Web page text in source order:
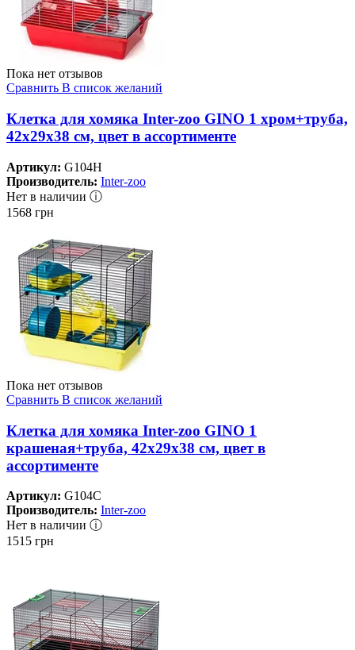
Пока нет отзывов
Сравнить В список желаний
Клетка для хомяка Inter-zoo GINO 1 хром+труба,
42x29x38 см, цвет в ассортименте
Артикул: G104H
Производитель: Inter-zoo
Нет в наличии ⓘ
1568 грн
Пока нет отзывов
Сравнить В список желаний
Клетка для хомяка Inter-zoo GINO 1
крашеная+труба, 42x29x38 см, цвет в
ассортименте
Артикул: G104C
Производитель: Inter-zoo
Нет в наличии ⓘ
1515 грн